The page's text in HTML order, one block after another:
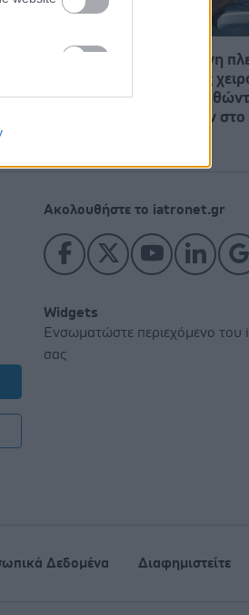
Η ανθρώπινη
ρομποτικής
χειρουργών στο
Ακολουθήστε το iatronet.gr
Widgets
Ενσωματώστε περιεχόμενο
σας
Δεδομένα Διαφημιστείτε